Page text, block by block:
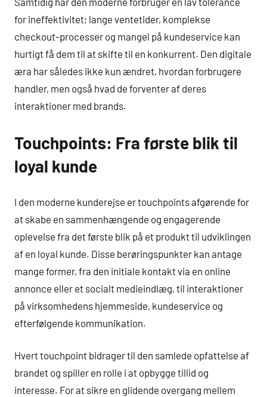
for ineffektivitet; lange ventetider, komplekse
checkout-processer og mangel på kundeservice kan
hurtigt få dem til at skifte til en konkurrent. Den digitale
æra har således ikke kun ændret, hvordan forbrugere
handler, men også hvad de forventer af deres
interaktioner med brands.
Touchpoints: Fra første blik til
loyal kunde
I den moderne kunderejse er touchpoints afgørende for
at skabe en sammenhængende og engagerende
oplevelse fra det første blik på et produkt til udviklingen
af en loyal kunde. Disse berøringspunkter kan antage
mange former, fra den initiale kontakt via en online
annonce eller et socialt medieindlæg, til interaktioner
på virksomhedens hjemmeside, kundeservice og
efterfølgende kommunikation.
Hvert touchpoint bidrager til den samlede opfattelse af
brandet og spiller en rolle i at opbygge tillid og
interesse. For at sikre en glidende overgang mellem